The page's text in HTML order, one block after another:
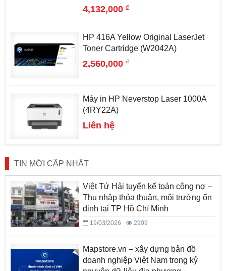
4,132,000đ
HP 416A Yellow Original LaserJet
Toner Cartridge (W2042A)
2,560,000đ
Máy in HP Neverstop Laser 1000A
(4RY22A)
Liên hệ
TIN MỚI CẬP NHẬT
Việt Tứ Hải tuyển kế toán công nợ –
Thu nhập thỏa thuận, môi trường ổn
định tại TP Hồ Chí Minh
19/03/2026 2909
Mapstore.vn – xây dựng bản đồ
doanh nghiệp Việt Nam trong kỷ